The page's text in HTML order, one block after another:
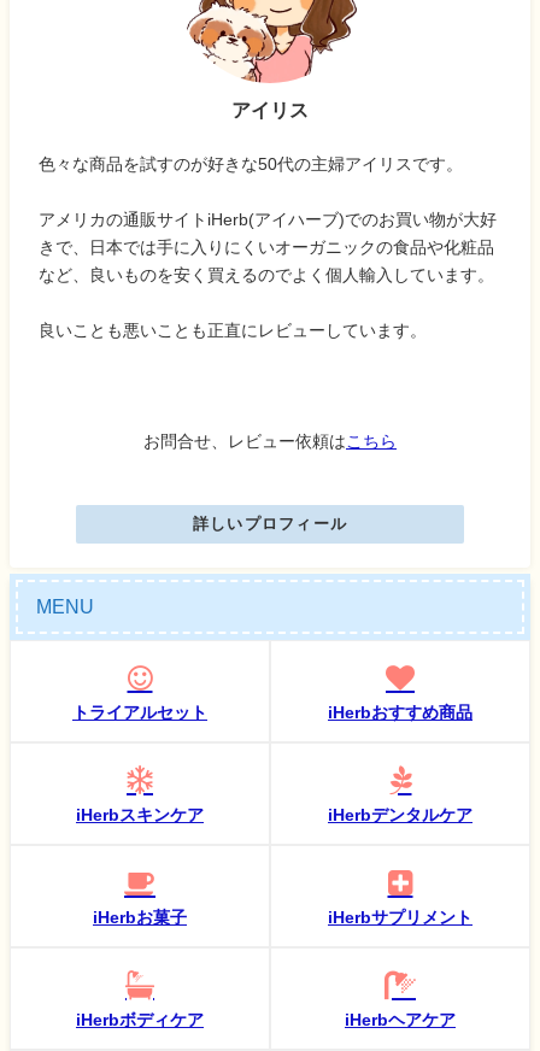
アイリス
色々な商品を試すのが好きな50代の主婦アイリスです。
アメリカの通販サイトiHerb(アイハーブ)でのお買い物が大好
きで、日本では手に入りにくいオーガニックの食品や化粧品
など、良いものを安く買えるのでよく個人輸入しています。
良いことも悪いことも正直にレビューしています。
お問合せ、レビュー依頼は こちら
詳しいプロフィール
MENU
トライアルセット iHerbおすすめ商品
iHerbスキンケア iHerbデンタルケア
iHerbお菓子 iHerbサプリメント
iHerbボディケア iHerbヘアケア